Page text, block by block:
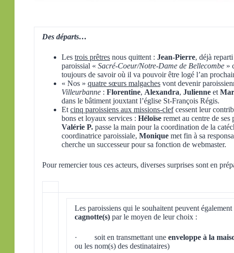
Des départs…
Les trois prêtres nous quittent : Jean-Pierre, déjà
paroissial « Sacré-Coeur/Notre-Dame de Bellecombe »
toujours de savoir où il va pouvoir être logé l’an
« Nos » quatre sœurs malgaches vont devenir
Villeurbanne : Florentine, Alexandra, Julienne et
dans le bâtiment jouxtant l’église St-François Régis.
Et cinq paroissiens aux missions-clefcessent leur
bons et loyaux services : Héloïse remet au centre de
Valérie P. passe la main pour la coordination de la
coordinatrice paroissiale, Monique met fin à sa
cherche un successeur pour sa fonction de webmaster.
Pour remercier tous ces acteurs, diverses surprises sont en
Les paroissiens qui le souhaitent peuvent également
cagnotte(s) par le moyen de leur choix :
· soit en transmettant une enveloppe à la
ou les nom(s) des destinataires)